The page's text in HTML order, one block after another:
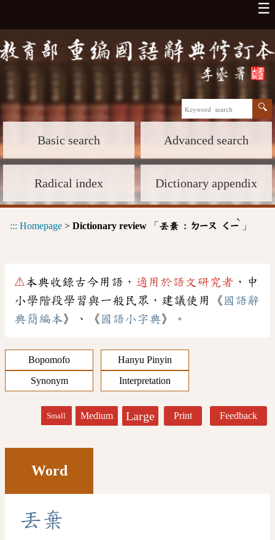
☰
Basic search Advanced search
Radical index Dictionary appendix
::: Homepage > Dictionary review 「 丟棄 : ㄉㄧㄡ ㄑㄧ
ˋ
」
⚠本典收錄古今用語， 適用於語文研究者 ，中
小學階段學習與一般民眾，建議使用《 國語辭
典簡編本》、《 國語小字典》。
Bopomofo
Hanyu Pinyin
Synonym
Interpretation
Small Medium Large Print Feedback
Word
丟棄